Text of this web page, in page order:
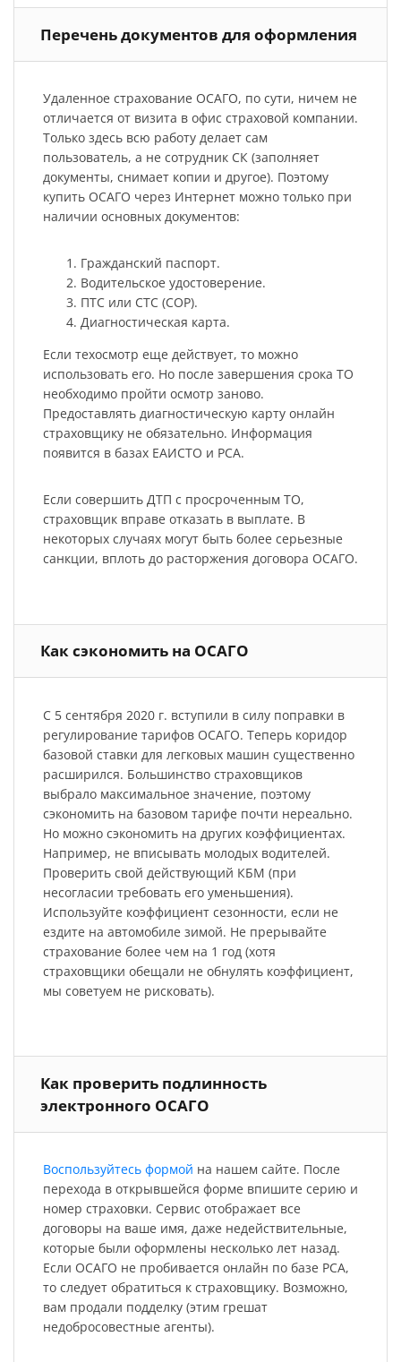
Перечень документов для оформления
Удаленное страхование ОСАГО, по сути, ничем не
отличается от визита в офис страховой компании.
Только здесь всю работу делает сам
пользователь, а не сотрудник СК (заполняет
документы, снимает копии и другое). Поэтому
купить ОСАГО через Интернет можно только при
наличии основных документов:
Гражданский паспорт.
Водительское удостоверение.
ПТС или СТС (СОР).
Диагностическая карта.
Если техосмотр еще действует, то можно
использовать его. Но после завершения срока ТО
необходимо пройти осмотр заново.
Предоставлять диагностическую карту онлайн
страховщику не обязательно. Информация
появится в базах ЕАИСТО и РСА.
Если совершить ДТП с просроченным ТО,
страховщик вправе отказать в выплате. В
некоторых случаях могут быть более серьезные
санкции, вплоть до расторжения договора ОСАГО.
Как сэкономить на ОСАГО
С 5 сентября 2020 г. вступили в силу поправки в
регулирование тарифов ОСАГО. Теперь коридор
базовой ставки для легковых машин существенно
расширился. Большинство страховщиков
выбрало максимальное значение, поэтому
сэкономить на базовом тарифе почти нереально.
Но можно сэкономить на других коэффициентах.
Например, не вписывать молодых водителей.
Проверить свой действующий КБМ (при
несогласии требовать его уменьшения).
Используйте коэффициент сезонности, если не
ездите на автомобиле зимой. Не прерывайте
страхование более чем на 1 год (хотя
страховщики обещали не обнулять коэффициент,
мы советуем не рисковать).
Как проверить подлинность
электронного ОСАГО
Воспользуйтесь формой на нашем сайте. После
перехода в открывшейся форме впишите серию и
номер страховки. Сервис отображает все
договоры на ваше имя, даже недействительные,
которые были оформлены несколько лет назад.
Если ОСАГО не пробивается онлайн по базе РСА,
то следует обратиться к страховщику. Возможно,
вам продали подделку (этим грешат
недобросовестные агенты).